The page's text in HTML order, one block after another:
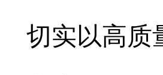
切实以高质